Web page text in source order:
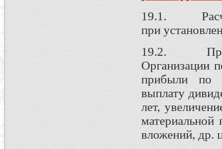
19.1. Расчет
при
19.2.
Организации
прибыли по
выплату
лет,
вложений, др.